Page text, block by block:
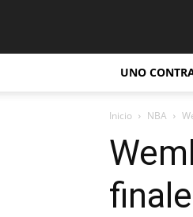
UNO
Inicio NBA